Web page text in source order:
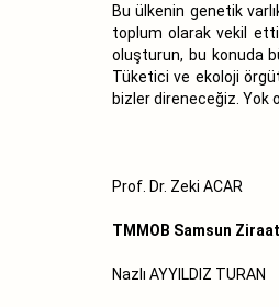
Bu ülkenin genetik
toplum olarak vekil
oluşturun, bu konuda
Tüketici ve ekoloji
bizler direneceğiz. Yok
Prof. Dr. Zeki ACAR
TMMOB Samsun
Nazlı AYYILDIZ TURAN